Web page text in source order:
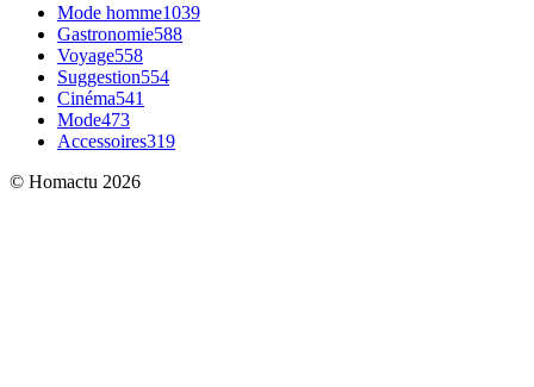
Mode homme1039
Gastronomie588
Voyage558
Suggestion554
Cinéma541
Mode473
Accessoires319
© Homactu 2026